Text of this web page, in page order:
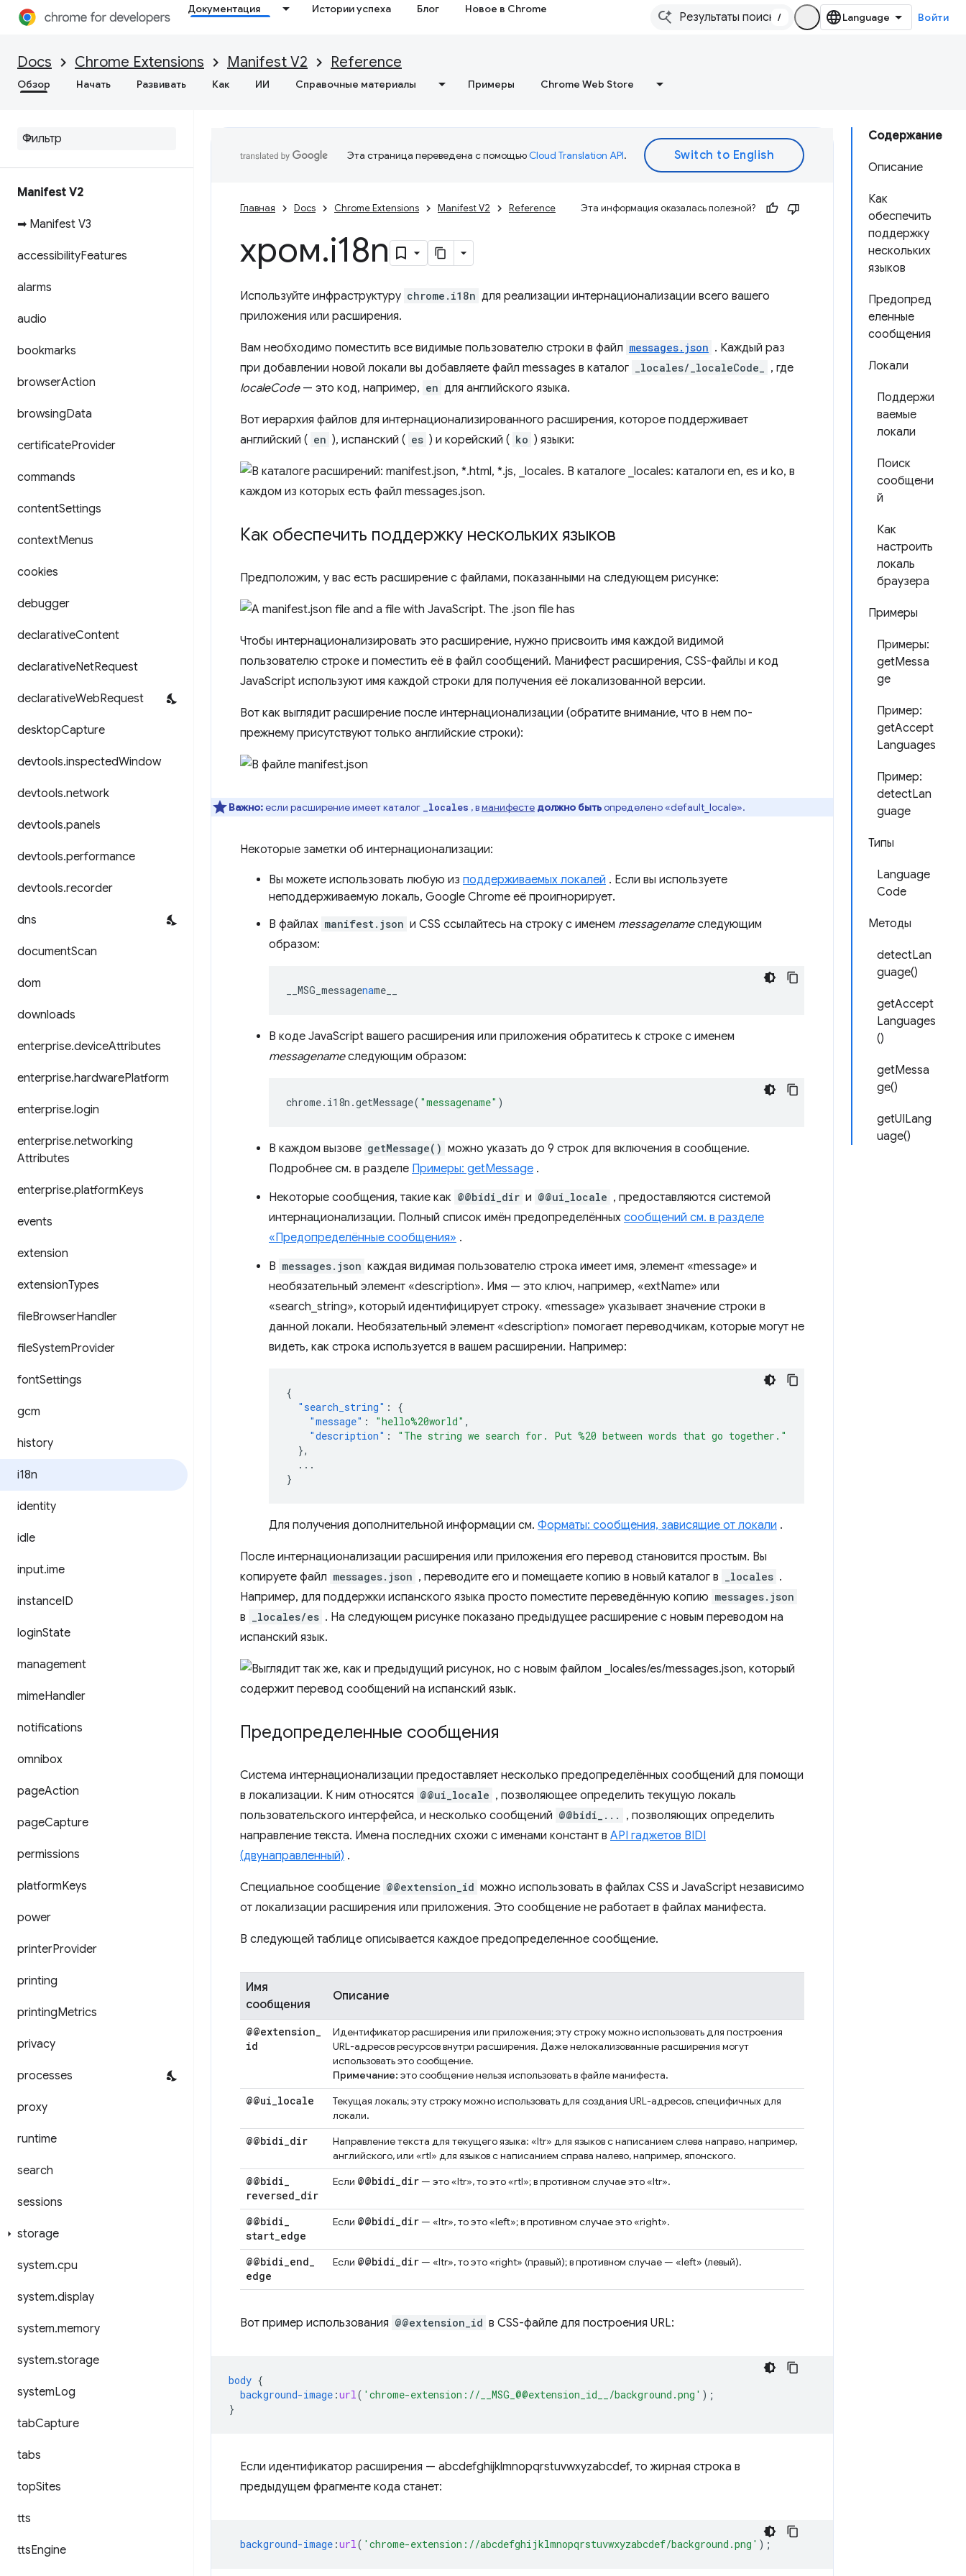
Документация Истории успеха Блог Новое в Chrome
/ Войти
Docs Chrome Extensions Manifest V2 Reference
Обзор Начать Развивать Как ИИ Справочные материалы Примеры Chrome Web Store
Manifest V2
➡ Manifest V3
accessibilityFeatures
alarms
audio
bookmarks
browserAction
browsingData
certificateProvider
commands
contentSettings
contextMenus
cookies
debugger
declarativeContent
declarativeNetRequest
declarativeWebRequest
desktopCapture
devtools.inspectedWindow
devtools.network
devtools.panels
devtools.performance
devtools.recorder
dns
documentScan
dom
downloads
enterprise.deviceAttributes
enterprise.hardwarePlatform
enterprise.login
enterprise.networking
Attributes
enterprise.platformKeys
events
extension
extensionTypes
fileBrowserHandler
fileSystemProvider
fontSettings
gcm
history
i18n
identity
idle
input.ime
instanceID
loginState
management
mimeHandler
notifications
omnibox
pageAction
pageCapture
permissions
platformKeys
power
printerProvider
printing
printingMetrics
privacy
processes
proxy
runtime
search
sessions
storage
system.cpu
system.display
system.memory
system.storage
systemLog
tabCapture
tabs
topSites
tts
ttsEngine
Содержание
Описание
Как
обеспечить
поддержку
нескольких
языков
Предопред
еленные
сообщения
Локали
Поддержи
ваемые
локали
Поиск
сообщени
й
Как
настроить
локаль
браузера
Примеры
Примеры:
getMessa
ge
Пример:
getAccept
Languages
Пример:
detectLan
guage
Типы
Language
Code
Методы
detectLan
guage()
getAccept
Languages
()
getMessa
ge()
getUILang
uage()
Эта страница переведена с помощьюCloud Translation API.
Главная Docs Chrome Extensions Manifest V2 Reference Эта информация оказалась полезной?
хром.i18n
Используйте инфраструктуру chrome.i18n для реализации интернационализации всего вашего
приложения или расширения.
Вам необходимо поместить все видимые пользователю строки в файл messages.json . Каждый раз
при добавлении новой локали вы добавляете файл messages в каталог
_locales/_localeCode_
, где
localeCode— это код, например, en для английского языка.
Вот иерархия файлов для интернационализированного расширения, которое поддерживает
английский ( en ), испанский ( es ) и корейский ( ko ) языки:
Как обеспечить поддержку нескольких языков
Предположим, у вас есть расширение с файлами, показанными на следующем рисунке:
Чтобы интернационализировать это расширение, нужно присвоить имя каждой видимой
пользователю строке и поместить её в файл сообщений. Манифест расширения, CSS-файлы и код
JavaScript используют имя каждой строки для получения её локализованной версии.
Вот как выглядит расширение после интернационализации (обратите внимание, что в нем по-
прежнему присутствуют только английские строки):
Важно:если расширение имеет каталог _locales , вманифесте должно бытьопределено «default_locale».
Некоторые заметки об интернационализации:
Вы можете использовать любую из поддерживаемых локалей . Если вы используете
неподдерживаемую локаль, Google Chrome её проигнорирует.
В файлах manifest.json и CSS ссылайтесь на строку с именем messagenameследующим
образом:
__MSG_messagename__
В коде JavaScript вашего расширения или приложения обратитесь к строке с именем
messagenameследующим образом:
chrome. i18n .getMessage( "messagename" )
В каждом вызове getMessage() можно указать до 9 строк для включения в сообщение.
Подробнее см. в разделе Примеры: getMessage .
Некоторые сообщения, такие как @@bidi_dir и @@ui_locale , предоставляются системой
интернационализации. Полный список имён предопределённых сообщений см. в разделе
«Предопределённые сообщения» .
В messages.json каждая видимая пользователю строка имеет имя, элемент «message» и
необязательный элемент «description». Имя — это ключ, например, «extName» или
«search_string», который идентифицирует строку. «message» указывает значение строки в
данной локали. Необязательный элемент «description» помогает переводчикам, которые могут не
видеть, как строка используется в вашем расширении. Например:
{
"search_string" :
{
"message" : "hello%20world" ,
"description" :
"The string we search for. Put %20 between words that go together."
},
...
}
Для получения дополнительной информации см. Форматы: сообщения, зависящие от локали .
После интернационализации расширения или приложения его перевод становится простым. Вы
копируете файл messages.json , переводите его и помещаете копию в новый каталог в _locales .
Например, для поддержки испанского языка просто поместите переведённую копию messages.json
в _locales/es . На следующем рисунке показано предыдущее расширение с новым переводом на
испанский язык.
Предопределенные сообщения
Система интернационализации предоставляет несколько предопределённых сообщений для помощи
в локализации. К ним относятся @@ui_locale , позволяющее определить текущую локаль
пользовательского интерфейса, и несколько сообщений @@bidi_...
, позволяющих определить
направление текста. Имена последних схожи с именами констант в API гаджетов BIDI
(двунаправленный) .
Специальное сообщение @@extension_id можно использовать в файлах CSS и JavaScript независимо
от локализации расширения или приложения. Это сообщение не работает в файлах манифеста.
В следующей таблице описывается каждое предопределенное сообщение.
Имя
сообщения
Описание
@@extension_
id
Идентификатор расширения или приложения; эту строку можно использовать для построения
URL-адресов ресурсов внутри расширения. Даже нелокализованные расширения могут
использовать это сообщение.
Примечание: это сообщение нельзя использовать в файле манифеста.
@@ui_locale
Текущая локаль; эту строку можно использовать для создания URL-адресов, специфичных для
локали.
@@bidi_dir
Направление текста для текущего языка: «ltr» для языков с написанием слева направо, например,
английского, или «rtl» для языков с написанием справа налево, например, японского.
@@bidi_
reversed_dir
Если @@bidi_dir— это «ltr», то это «rtl»; в противном случае это «ltr».
@@bidi_
start_edge
Если @@bidi_dir— «ltr», то это «left»; в противном случае это «right».
@@bidi_end_
edge
Если @@bidi_dir— «ltr», то это «right» (правый); в противном случае — «left» (левый).
Вот пример использования @@extension_id в CSS-файле для построения URL:
body {
background-image :url( 'chrome-extension://__MSG_@@extension_id__/background.png' );
}
Если идентификатор расширения — abcdefghijklmnopqrstuvwxyzabcdef, то жирная строка в
предыдущем фрагменте кода станет:
background-image :url( 'chrome-extension://abcdefghijklmnopqrstuvwxyzabcdef/background.png' );